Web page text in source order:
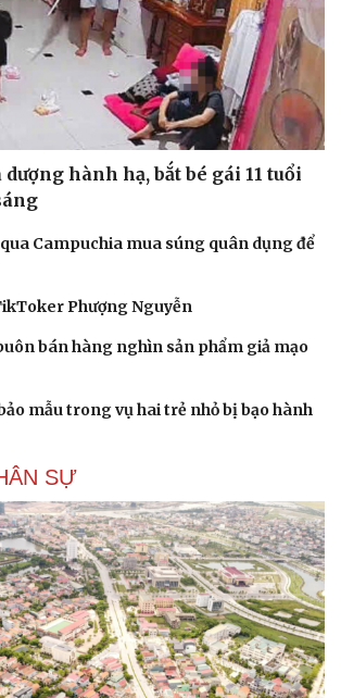
hành hạ, bắt bé gái 11 tuổi
Campuchia mua súng quân dụng để
Phượng Nguyễn
bán hàng nghìn sản phẩm giả mạo
mẫu trong vụ hai trẻ nhỏ bị bạo hành
SỰ